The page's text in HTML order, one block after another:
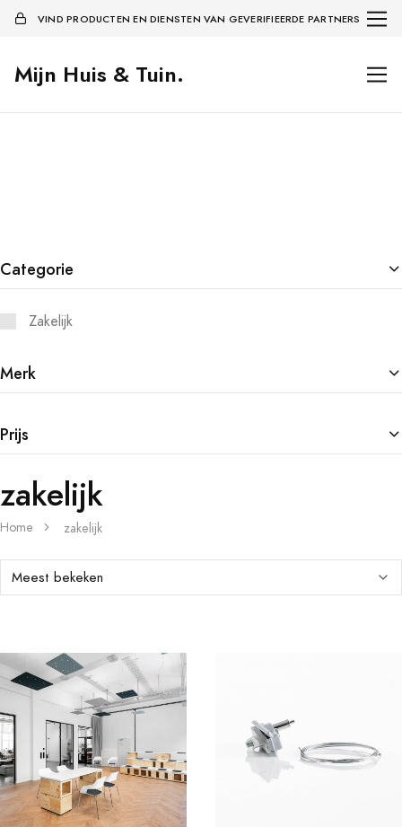
VIND PRODUCTEN EN DIENSTEN VAN GEVERIFIEERDE PARTNERS
Mijn Huis & Tuin.
Categorie
Zakelijk
Merk
Prijs
zakelijk
Home zakelijk